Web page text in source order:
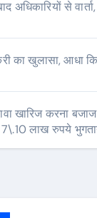
अधिकारियों से
का खुलासा, आधा
खारिज करना
7\.10 लाख रुपये